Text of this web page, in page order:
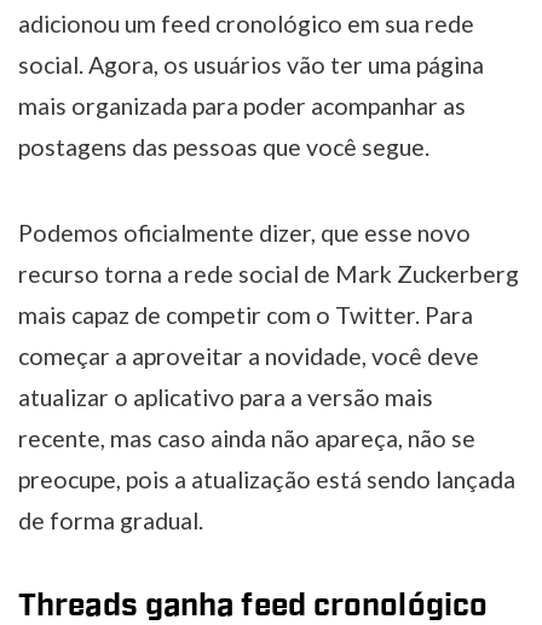
adicionou um feed cronológico em sua rede
social. Agora, os usuários vão ter uma página
mais organizada para poder acompanhar as
postagens das pessoas que você segue.
Podemos oficialmente dizer, que esse novo
recurso torna a rede social de Mark Zuckerberg
mais capaz de competir com o Twitter. Para
começar a aproveitar a novidade, você deve
atualizar o aplicativo para a versão mais
recente, mas caso ainda não apareça, não se
preocupe, pois a atualização está sendo lançada
de forma gradual.
Threads ganha feed cronológico